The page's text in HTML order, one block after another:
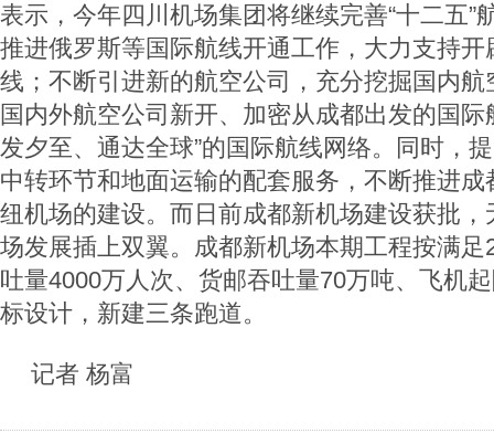
表示，今年四川机场集团将继续完善“十二五”
推进俄罗斯等国际航线开通工作，大力支持
线；不断引进新的航空公司，充分挖掘国内
国内外航空公司新开、加密从成都出发的国际
发夕至、通达全球”的国际航线网络。同时，
中转环节和地面运输的配套服务，不断推进
纽机场的建设。而日前成都新机场建设获批
场发展插上双翼。成都新机场本期工程按满足
吐量4000万人次、货邮吞吐量70万吨、飞机
标设计，新建三条跑道。
记者 杨富